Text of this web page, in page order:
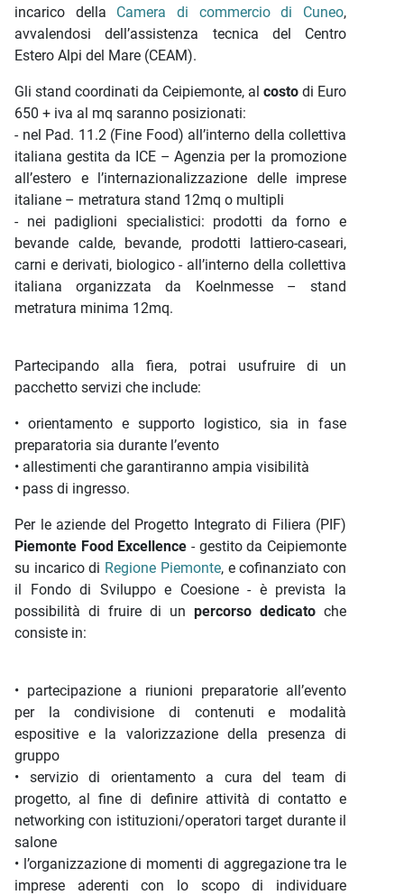
incarico della Camera di commercio di Cuneo,
avvalendosi dell’assistenza tecnica del Centro
Estero Alpi del Mare (CEAM).
Gli stand coordinati da Ceipiemonte, al costo di Euro
650 + iva al mq saranno posizionati:
- nel Pad. 11.2 (Fine Food) all’interno della collettiva
italiana gestita da ICE – Agenzia per la promozione
all’estero e l’internazionalizzazione delle imprese
italiane – metratura stand 12mq o multipli
- nei padiglioni specialistici: prodotti da forno e
bevande calde, bevande, prodotti lattiero-caseari,
carni e derivati, biologico - all’interno della collettiva
italiana organizzata da Koelnmesse – stand
metratura minima 12mq.
Partecipando alla fiera, potrai usufruire di un
pacchetto servizi che include:
• orientamento e supporto logistico, sia in fase
preparatoria sia durante l’evento
• allestimenti che garantiranno ampia visibilità
• pass di ingresso.
Per le aziende del Progetto Integrato di Filiera (PIF)
Piemonte Food Excellence - gestito da Ceipiemonte
su incarico di Regione Piemonte, e cofinanziato con
il Fondo di Sviluppo e Coesione - è prevista la
possibilità di fruire di un percorso dedicato che
consiste in:
• partecipazione a riunioni preparatorie all’evento
per la condivisione di contenuti e modalità
espositive e la valorizzazione della presenza di
gruppo
• servizio di orientamento a cura del team di
progetto, al fine di definire attività di contatto e
networking con istituzioni/operatori target durante il
salone
• l’organizzazione di momenti di aggregazione tra le
imprese aderenti con lo scopo di individuare